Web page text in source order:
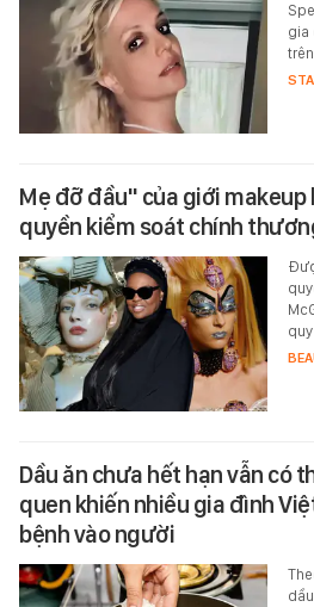
gia
Mẹ đỡ đầu" của giới makeup
quyền kiểm soát chính
Dầu ăn chưa hết hạn vẫn có
quen khiến nhiều gia đình
bệnh vào người